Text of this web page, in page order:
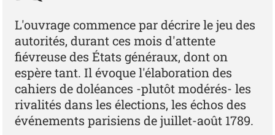
L'ouvrage commence par décrire le jeu des
autorités, durant ces mois d'attente
fiévreuse des États généraux, dont on
espère tant. Il évoque l'élaboration des
cahiers de doléances -plutôt modérés- les
rivalités dans les élections, les échos des
événements parisiens de juillet-août 1789.